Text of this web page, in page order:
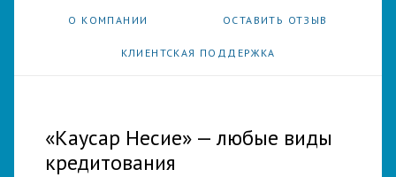
О КОМПАНИИ ОСТАВИТЬ ОТЗЫВ
КЛИЕНТСКАЯ ПОДДЕРЖКА
«Каусар Несие» — любые виды
кредитования